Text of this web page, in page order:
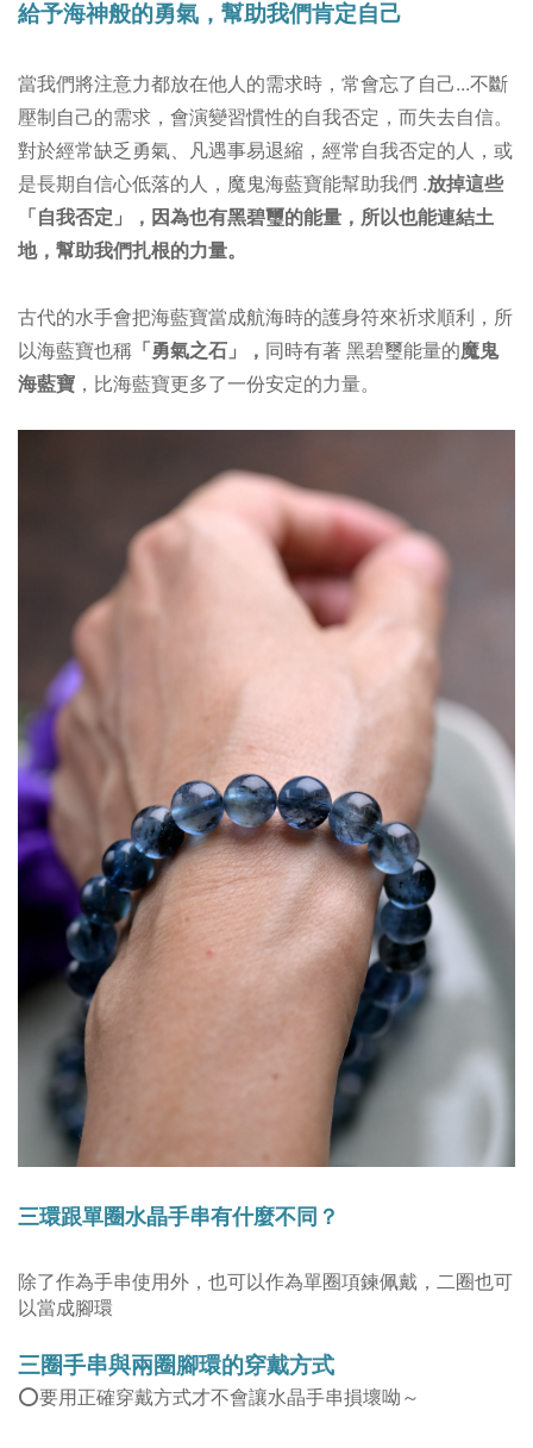
給予海神般的勇氣，幫助我們肯定自己
當我們將注意力都放在他人的需求時，常會忘了自己...不斷
壓制自己的需求，會演變習慣性的自我否定，而失去自信。
對於經常缺乏勇氣、凡遇事易退縮，經常自我否定的人，或
是長期自信心低落的人，魔鬼海藍寶能幫助我們 .放掉這些
「自我否定」，因為也有黑碧璽的能量，所以也能連結土
地，幫助我們扎根的力量。
古代的水手會把海藍寶當成航海時的護身符來祈求順利，所
以海藍寶也稱 「勇氣之石」， 同時有著 黑碧璽能量的魔鬼
海藍寶 ，比海藍寶更多了一份安定的力量。
三環跟單圈水晶手串有什麼不同？
除了作為手串使用外，也可以作為單圈項鍊佩戴，二圈也可
以當成腳環
三圈手串與兩圈腳環的穿戴方式
⭕️要用正確穿戴方式才不會讓水晶手串損壞呦～